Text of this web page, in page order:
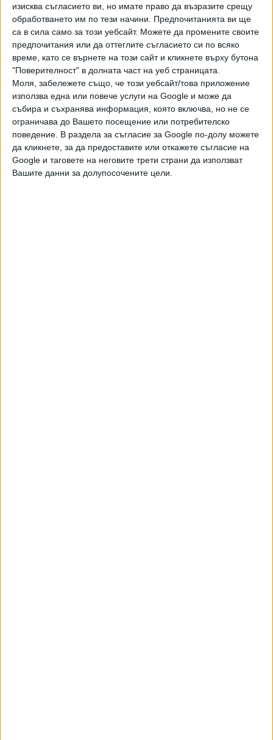
изисква съгласието ви, но имате право да възразите срещу
обработването им по тези начини. Предпочитанията ви ще
са в сила само за този уебсайт. Можете да промените своите
предпочитания или да оттеглите съгласието си по всяко
време, като се върнете на този сайт и кликнете върху бутона
"Поверителност" в долната част на уеб страницата.
Моля, забележете също, че този уебсайт/това приложение
използва една или повече услуги на Google и може да
събира и съхранява информация, която включва, но не се
ограничава до Вашето посещение или потребителско
поведение. В раздела за съгласие за Google по-долу можете
да кликнете, за да предоставите или откажете съгласие на
Google и таговете на неговите трети страни да използват
Вашите данни за долупосочените цели.
По-рано днес председателят на ДПС Делян Пеевски,
който беше обвинен, че контролира Славчев направи
странно изявление по темата. Той обяви пред медиите,
че и.д. шефът на КПК е "служител на мистър Кеш" (така
Пеевски нарича президента Румен Радев - бел.ред.) и
освен това го навърза с бизнесмена и медиен издател
Иво Прокопиев. Според Пеевски ПП-ДБ искат оставката
на Славчев, защото той е спечелил конкурс за прокурор
в Софийска градска прокуратура. "Нуждае се от това
освобождаване от длъжността председател, за да
стане прокурор при другия удобен главен прокурор
Сарафов, който отново работи за този кръг", неясно